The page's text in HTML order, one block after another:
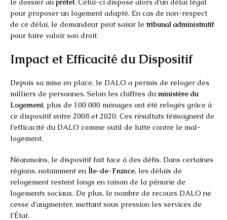
le dossier au préfet. Celui-ci dispose alors d’un délai légal
pour proposer un logement adapté. En cas de non-respect
de ce délai, le demandeur peut saisir le tribunal administratif
pour faire valoir son droit.
Impact et Efficacité du Dispositif
Depuis sa mise en place, le DALO a permis de reloger des
milliers de personnes. Selon les chiffres du ministère du
Logement, plus de 100 000 ménages ont été relogés grâce à
ce dispositif entre 2008 et 2020. Ces résultats témoignent de
l’efficacité du DALO comme outil de lutte contre le mal-
logement.
Néanmoins, le dispositif fait face à des défis. Dans certaines
régions, notamment en Île-de-France, les délais de
relogement restent longs en raison de la pénurie de
logements sociaux. De plus, le nombre de recours DALO ne
cesse d’augmenter, mettant sous pression les services de
l’État.